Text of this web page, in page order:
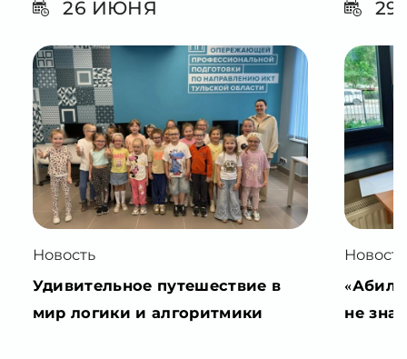
Новость
Удивительное путешествие в
мир логики и алгоритмики
Новость
не